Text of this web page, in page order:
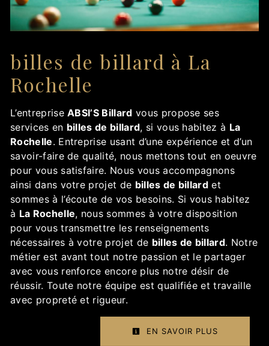
billes de billard à La
Rochelle
L’entrepriseABSI’S Billard vous propose ses
services en billes de billard, si vous habitez à La
Rochelle. Entreprise usant d’une expérience et d’un
savoir-faire de qualité, nous mettons tout en oeuvre
pour vous satisfaire. Nous vous accompagnons
ainsi dans votre projet de billes de billard et
sommes à l’écoute de vos besoins. Si vous habitez
à La Rochelle, nous sommes à votre disposition
pour vous transmettre les renseignements
nécessaires à votre projet de billes de billard. Notre
métier est avant tout notre passion et le partager
avec vous renforce encore plus notre désir de
réussir. Toute notre équipe est qualifiée et travaille
avec propreté et rigueur.
EN SAVOIR PLUS